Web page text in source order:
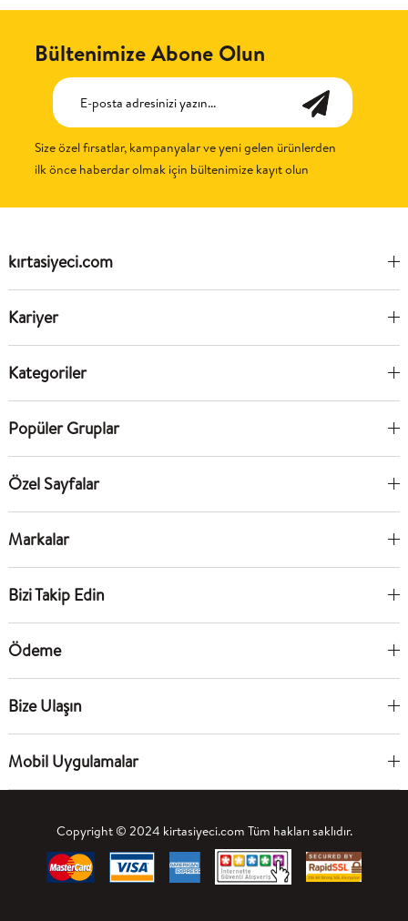
Bültenimize Abone Olun
Size özel fırsatlar, kampanyalar ve yeni gelen ürünlerden
ilk önce haberdar olmak için bültenimize kayıt olun
kırtasiyeci.com
Kariyer
Kategoriler
Popüler Gruplar
Özel Sayfalar
Markalar
Bizi Takip Edin
Ödeme
Bize Ulaşın
Mobil Uygulamalar
Copyright © 2024 kirtasiyeci.com Tüm hakları saklıdır.